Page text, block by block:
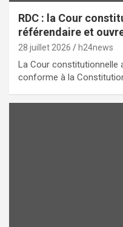
RDC : la Cour
référendaire et
28 juillet 2026 h24news
La Cour constitutionnelle
conforme à la